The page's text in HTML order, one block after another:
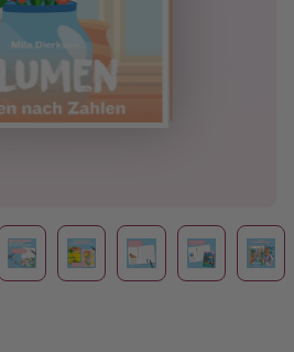
von 5 von 5 Sternen